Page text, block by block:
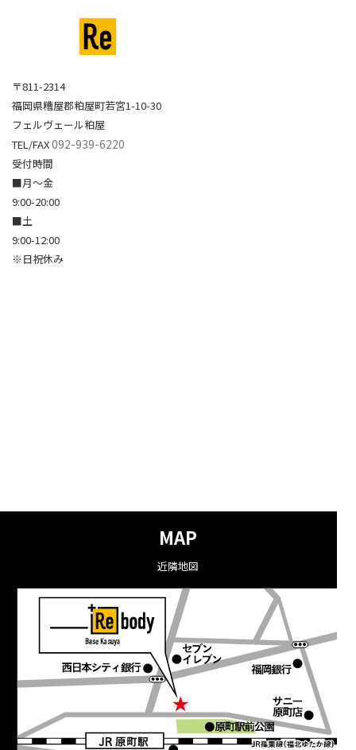
〒811-2314
福岡県糟屋郡粕屋町若宮1-10-30
フェルヴェール粕屋
TEL/FAX092-939-6220
受付時間
■月～金
9:00-20:00
■土
9:00-12:00
※日祝休み
MAP
近隣地図